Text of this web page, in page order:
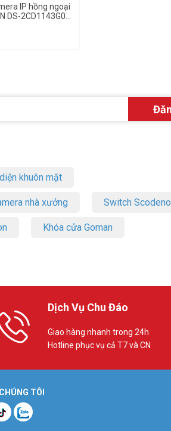
IP hồng ngoại
DS-2CD1143G0E-
khuôn mặt
nhà xưởng Switch Scodeno
Khóa cửa Goman
Dịch Vụ Chu Đáo
Giao hàng nhanh trong 24h
Hotline phục vụ cả T7 và CN
TÔI